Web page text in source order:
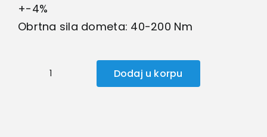
+-4%
Obrtna sila dometa: 40-200 Nm
Moment
Dodaj u korpu